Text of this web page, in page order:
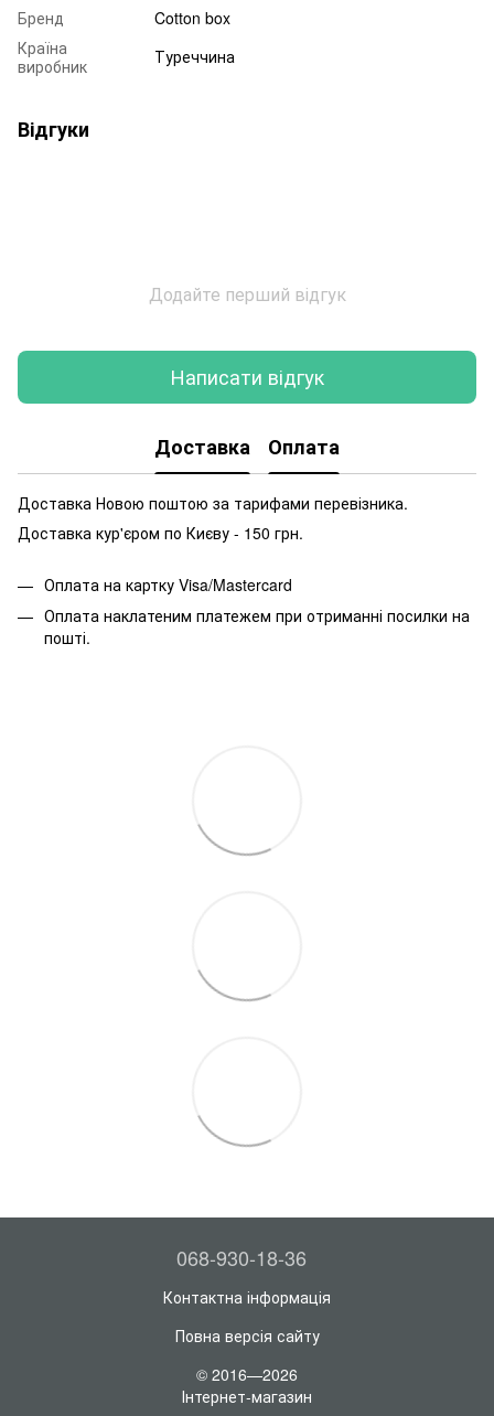
Бренд
Cotton box
Країна
виробник
Туреччина
Відгуки
Додайте перший відгук
Написати відгук
Доставка Оплата
Доставка Новою поштою за тарифами перевізника.
Доставка кур'єром по Києву - 150 грн.
Оплата на картку Visa/Mastercard
Оплата наклатеним платежем при отриманні посилки на
пошті.
068-930-18-36
Контактна інформація
Повна версія сайту
© 2016—2026
Інтернет-магазин